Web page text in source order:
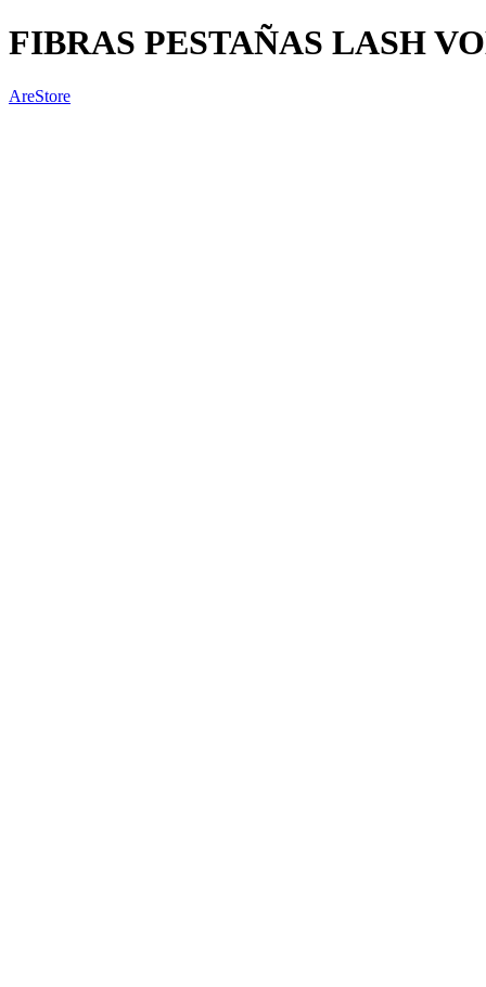
FIBRAS PESTAÑAS LASH
AreStore